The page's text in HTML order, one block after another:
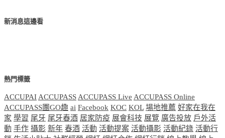
新消息這邊看
熱門標籤
ACCUPAI ACCUPASS ACCUPASS Live ACCUPASS Online
ACCUPASS團GO趣 ai Facebook KOC KOL 場地推薦 好家在我在
家 學習 尾牙 尾牙春酒 居家防疫 展會科技 展覽 廣告投放 戶外活
動 手作 攝影 新年 春酒 活動 活動提案 活動攝影 活動紀錄 活動行